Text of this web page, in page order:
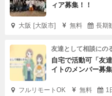
ィア募集！！
大阪 [大阪市] 無料 長期
友達として相談にの
自宅で活動可「友
イトのメンバー募集
フルリモートOK 無料 1